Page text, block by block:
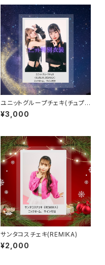
ユニットグループチェキ(チュプ)
(KURUMI,REMIKA)
¥3,000
サンタコスチェキ(REMIKA)
¥2,000